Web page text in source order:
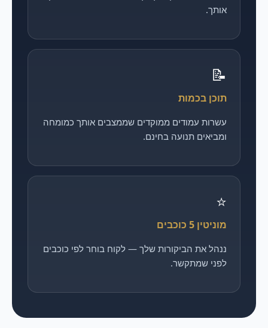
אותך.
📝
תוכן בכמות
עשרות עמודים ממוקדים שממצבים אותך כמומחה
ומביאים תנועה בחינם.
⭐
מוניטין 5 כוכבים
ננהל את הביקורות שלך — לקוח בוחר לפי כוכבים
לפני שמתקשר.